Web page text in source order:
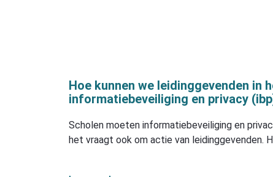
Hoe kunnen we leidinggevenden in
informatiebeveiliging en privacy
Scholen moeten informatiebeveiliging en
het vraagt ook om actie van leidinggevenden.